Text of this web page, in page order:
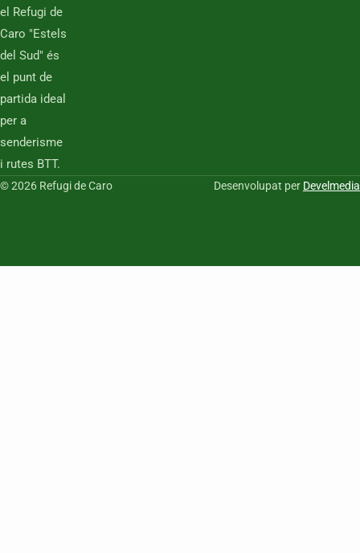
el Refugi de
Caro "Estels
del Sud" és
el punt de
partida ideal
per a
senderisme
i rutes BTT.
© 2026 Refugi de Caro Desenvolupat per Develmedia